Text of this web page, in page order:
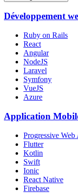
Développement
Ruby on Rails
React
Angular
NodeJS
Laravel
Symfony
VueJS
Azure
Application
Progressive
Flutter
Kotlin
Swift
Ionic
React Native
Firebase